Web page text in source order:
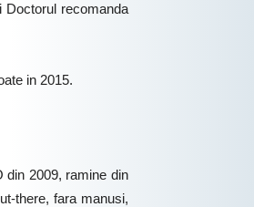
recomanda
in 2015.
din 2009, ramine din
there, fara manusi,